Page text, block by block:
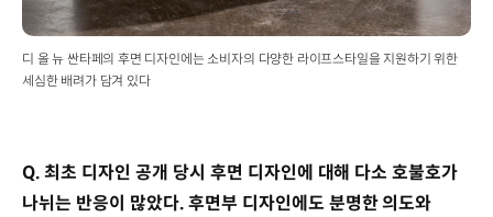
디 올 뉴 싼타페의 후면 디자인에는 소비자의 다양한 라이프스타일을 지원하기 위한
세심한 배려가 담겨 있다
Q. 최초 디자인 공개 당시 후면 디자인에 대해 다소 호불호가
나뉘는 반응이 많았다. 후면부 디자인에도 분명한 의도와